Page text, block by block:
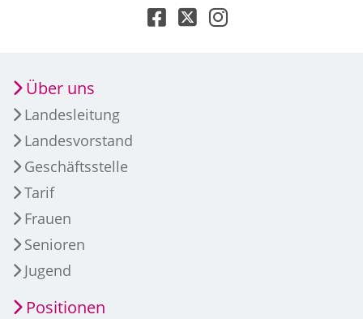
Über uns
Landesleitung
Landesvorstand
Geschäftsstelle
Tarif
Frauen
Senioren
Jugend
Positionen